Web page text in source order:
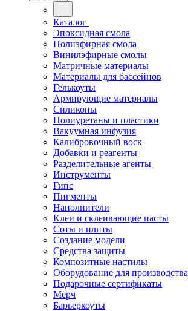
Каталог
Эпоксидная смола
Полиэфирная смола
Винилэфирные смолы
Матричные материалы
Материалы для бассейнов
Гелькоуты
Армирующие материалы
Силиконы
Полиуретаны и пластики
Вакуумная инфузия
Калибровочный воск
Добавки и реагенты
Разделительные агенты
Инструменты
Гипс
Пигменты
Наполнители
Клеи и склеивающие пасты
Соты и плиты
Создание модели
Средства защиты
Композитные настилы
Оборудование для производства
Подарочные сертификаты
Мерч
Барьеркоуты